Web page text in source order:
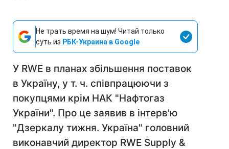
Не трать время на шум! Читай только
суть из РБК-Украина в Google
У RWE в планах збільшення поставок
в Україну, у т. ч. співпрацюючи з
покупцями крім НАК "Нафтогаз
України". Про це заявив в інтерв'ю
"Дзеркалу тижня. Україна" головний
виконавчий директор RWE Supply &